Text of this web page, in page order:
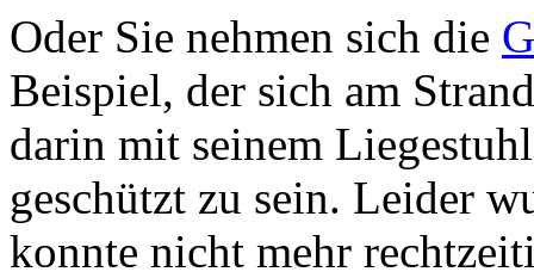
Oder Sie nehmen sich die
Beispiel, der sich am
darin mit seinem
geschützt zu sein. Leider
konnte nicht mehr